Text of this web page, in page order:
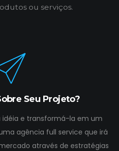
ou serviços.
Seu Projeto?
idéia e transformá-la em um
agência full service que irá
através de estratégias